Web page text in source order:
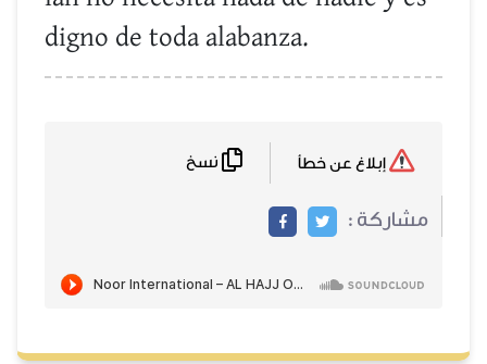
digno de toda alabanza.
مشاركة :